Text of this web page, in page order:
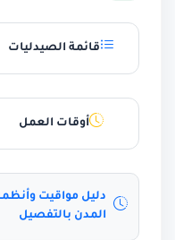
قائمة الصيدليات
أوقات العمل
دليل مواقيت
المدن بالتفصيل